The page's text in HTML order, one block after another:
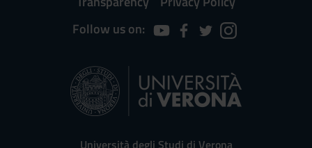
Follow us on:
Università degli Studi di Verona